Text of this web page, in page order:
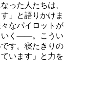
った人たちは、
」と語りかけま
なパイロットが
いく――。こうい
す。寝たきりの
います」と力を